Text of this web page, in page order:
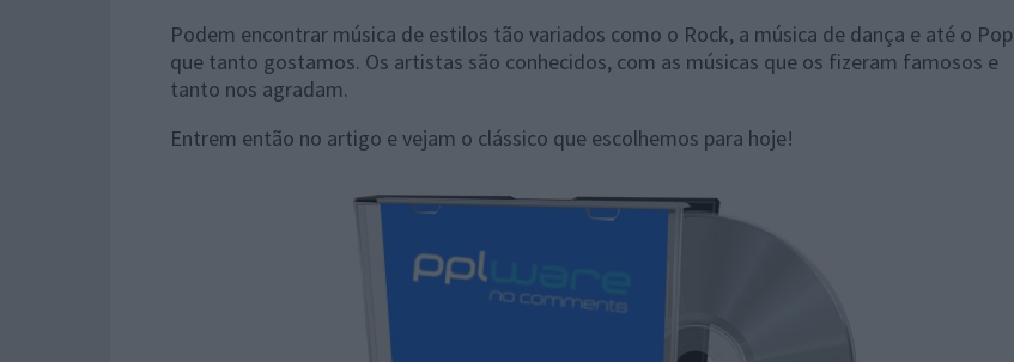
Podem encontrar música de estilos tão variados como o Rock, a música de dança e até o Pop
que tanto gostamos. Os artistas são conhecidos, com as músicas que os fizeram famosos e
tanto nos agradam.
Entrem então no artigo e vejam o clássico que escolhemos para hoje!